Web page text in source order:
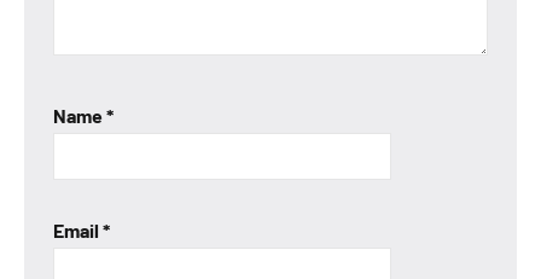
Name*
Email *